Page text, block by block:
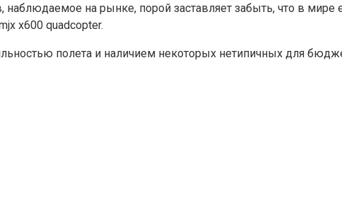
на рынке, порой заставляет забыть, что в мире
x600 quadcopter.
полета и наличием некоторых нетипичных для